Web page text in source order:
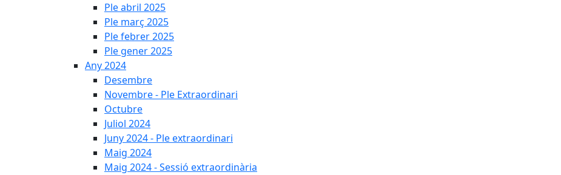
Ple abril 2025
Ple març 2025
Ple febrer 2025
Ple gener 2025
Any 2024
Desembre
Novembre - Ple Extraordinari
Octubre
Juliol 2024
Juny 2024 - Ple extraordinari
Maig 2024
Maig 2024 - Sessió extraordinària